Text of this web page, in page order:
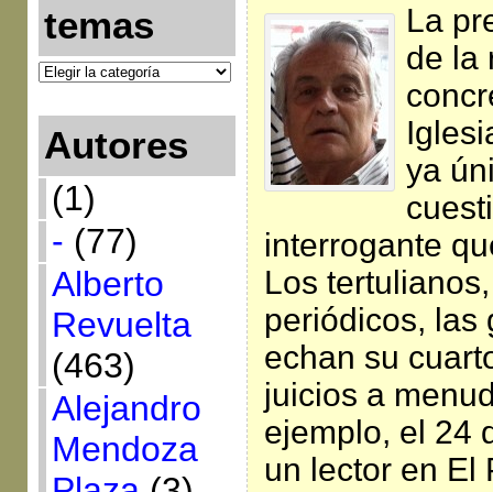
temas
Autores
(1)
- (77)
Alberto
Revuelta
(463)
Alejandro
Mendoza
La
de la
ya
interrogante
Los
periódicos, las
echan su
juicios a
ejemplo, el 24
un lector en El